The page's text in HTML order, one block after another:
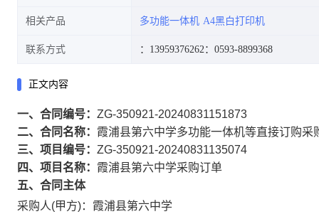
相关产品 多功能一体机 A4黑白打印机
联系方式 ：13959376262：0593-8899368
正文内容
一、合同编号： ZG-350921-20240831151873
二、合同名称： 霞浦县第六中学多功能一体机等直接订购采
三、项目编号： ZG-350921-20240831135074
四、项目名称： 霞浦县第六中学采购订单
五、合同主体
采购人(甲方)：霞浦县第六中学